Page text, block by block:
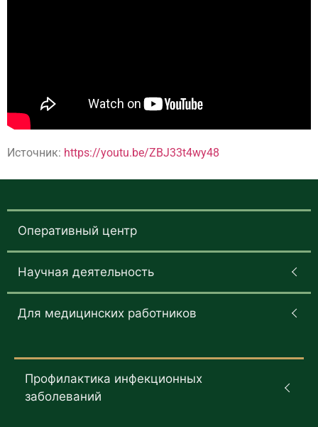
Источник: https://youtu.be/ZBJ33t4wy48
Оперативный центр
Научная деятельность
Для медицинских работников
Профилактика инфекционных
заболеваний